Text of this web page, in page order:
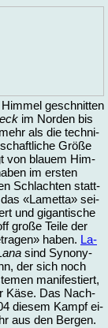
ge­schnit­ten
im Nor­den bis
als die tech­ni­
Grö­ße
von blau­em Him­
im ers­ten
Schlach­ten statt­
«La­met­ta» sei­
und gi­gan­ti­sche
gro­ße Tei­le der
ha­ben. La­
sind Syn­ony­
der sich noch
ma­ni­fes­tiert,
Kä­se. Das Nach­
die­sem Kampf ei­
aus den Ber­gen.